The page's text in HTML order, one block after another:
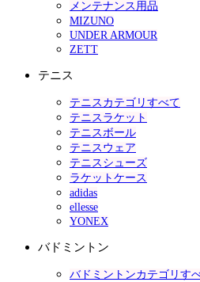
メンテナンス用品
MIZUNO
UNDER ARMOUR
ZETT
テニス
テニスカテゴリすべて
テニスラケット
テニスボール
テニスウェア
テニスシューズ
ラケットケース
adidas
ellesse
YONEX
バドミントン
バドミントンカテゴリす